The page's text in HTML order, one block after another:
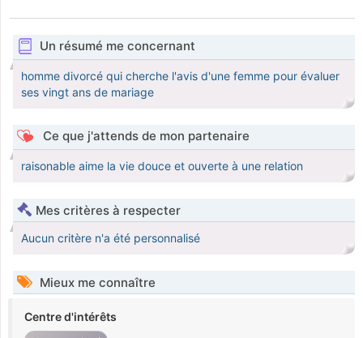
Un résumé me concernant
homme divorcé qui cherche l'avis d'une femme pour évaluer
ses vingt ans de mariage
Ce que j'attends de mon partenaire
raisonable aime la vie douce et ouverte à une relation
Mes critères à respecter
Aucun critère n'a été personnalisé
Mieux me connaître
Centre d'intérêts